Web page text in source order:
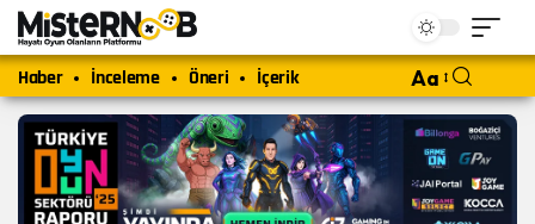
Haber İnceleme Öneri İçerik Aa